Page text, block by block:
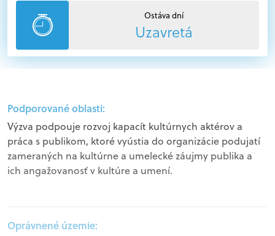
Ostáva dní
Uzavretá
Podporované oblasti:
Výzva podpouje rozvoj kapacít kultúrnych aktérov a
práca s publikom, ktoré vyústia do organizácie podujatí
zameraných na kultúrne a umelecké záujmy publika a
ich angažovanosť v kultúre a umení.
Oprávnené územie: